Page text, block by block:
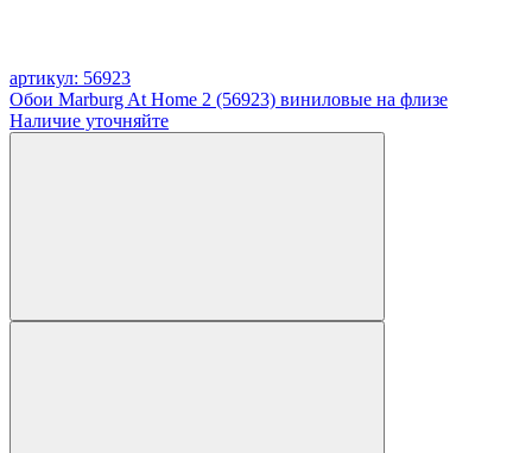
артикул: 56923
Обои Marburg At Home 2 (56923) виниловые на флизе
Наличие уточняйте